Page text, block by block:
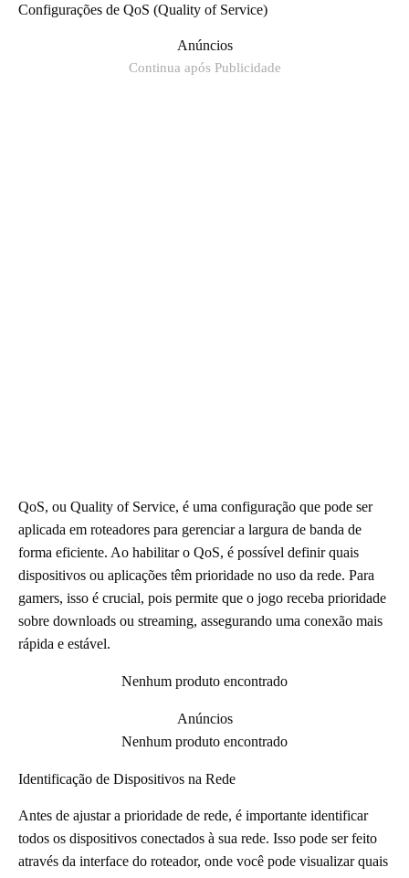
Configurações de QoS (Quality of Service)
Anúncios
Continua após Publicidade
QoS, ou Quality of Service, é uma configuração que pode ser
aplicada em roteadores para gerenciar a largura de banda de
forma eficiente. Ao habilitar o QoS, é possível definir quais
dispositivos ou aplicações têm prioridade no uso da rede. Para
gamers, isso é crucial, pois permite que o jogo receba prioridade
sobre downloads ou streaming, assegurando uma conexão mais
rápida e estável.
Nenhum produto encontrado
Anúncios
Nenhum produto encontrado
Identificação de Dispositivos na Rede
Antes de ajustar a prioridade de rede, é importante identificar
todos os dispositivos conectados à sua rede. Isso pode ser feito
através da interface do roteador, onde você pode visualizar quais